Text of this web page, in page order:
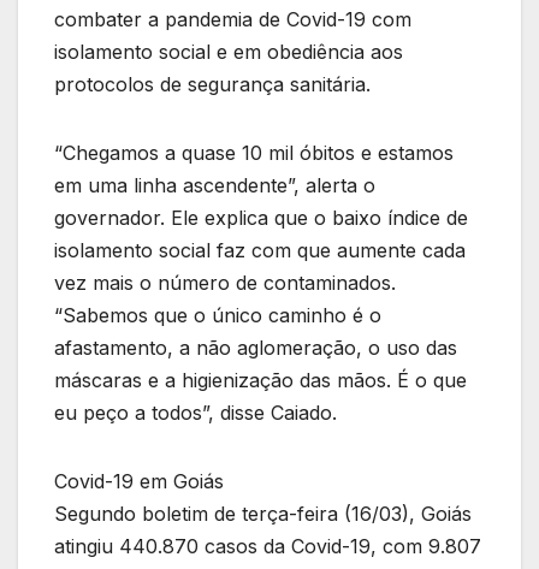
combater a pandemia de Covid-19 com
isolamento social e em obediência aos
protocolos de segurança sanitária.
“Chegamos a quase 10 mil óbitos e estamos
em uma linha ascendente”, alerta o
governador. Ele explica que o baixo índice de
isolamento social faz com que aumente cada
vez mais o número de contaminados.
“Sabemos que o único caminho é o
afastamento, a não aglomeração, o uso das
máscaras e a higienização das mãos. É o que
eu peço a todos”, disse Caiado.
Covid-19 em Goiás
Segundo boletim de terça-feira (16/03), Goiás
atingiu 440.870 casos da Covid-19, com 9.807